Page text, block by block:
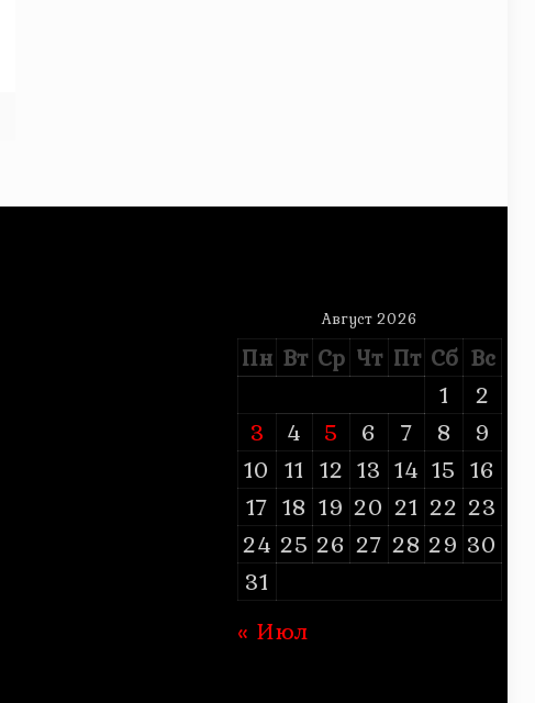
Август 2026
Пн Вт Ср Чт Пт Сб Вс
1
2
3
4 5 6 7 8
9
10 11 12 13 14 15 16
17 18 19 20 21 22 23
24 25 26 27 28 29 30
31
« Июл